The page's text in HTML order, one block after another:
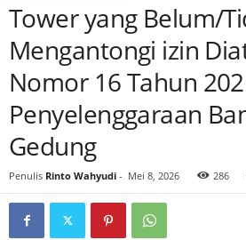
Tower yang Belum/
Mengantongi izin
Nomor 16 Tahun
Penyelenggaraan
Gedung
Penulis Rinto Wahyudi - Mei 8, 2026 286